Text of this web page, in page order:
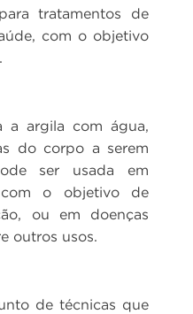
tratamentos de
com o objetivo
a argila com água,
do corpo a serem
ser usada em
o objetivo de
ou em doenças
outros usos.
de técnicas que